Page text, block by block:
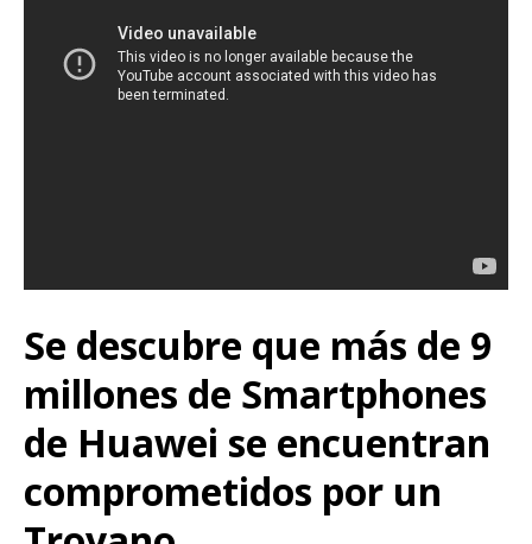
Se descubre que más de 9
millones de Smartphones
de Huawei se encuentran
comprometidos por un